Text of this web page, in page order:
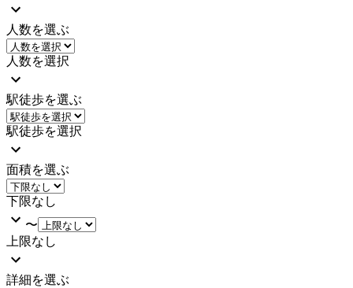
人数を選ぶ
人数を選択
駅徒歩を選ぶ
駅徒歩を選択
面積を選ぶ
下限なし
〜
上限なし
詳細を選ぶ